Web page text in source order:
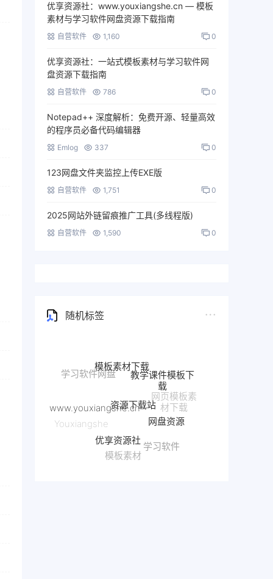
优享资源社：www.youxiangshe.cn — 模板
素材与学习软件网盘资源下载指南
自营软件 1,160 0
优享资源社：一站式模板素材与学习软件网
盘资源下载指南
自营软件 786 0
Notepad++ 深度解析：免费开源、轻量高效
的程序员必备代码编辑器
Emlog 337 0
123网盘文件夹监控上传EXE版
自营软件 1,751 0
2025网站外链留痕推广工具(多线程版)
自营软件 1,590 0
随机标签
教学课件模板下
载
网页模板素
材下载
优享资源社模板素材下载
Youxiangshe
资源下载站
网盘资源
模板素材
优享资源社